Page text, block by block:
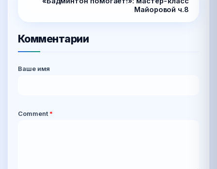
Майоровой ч.8
Комментарии
Ваше имя
Comment *